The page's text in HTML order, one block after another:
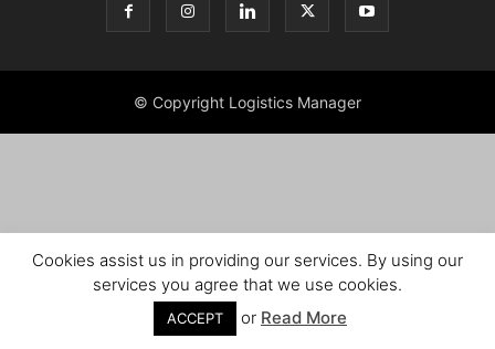
© Copyright Logistics Manager
Cookies assist us in providing our services. By using our
services you agree that we use cookies.
ACCEPT or Read More